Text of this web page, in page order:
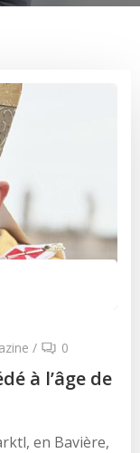
/ 0
à l’âge de
en Bavière,